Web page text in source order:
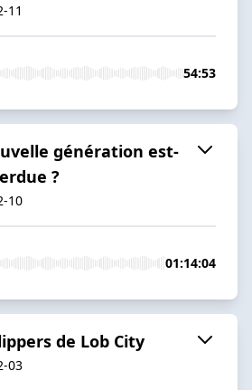
11
54:53
génération est-
?
10
01:14:04
de Lob City
03